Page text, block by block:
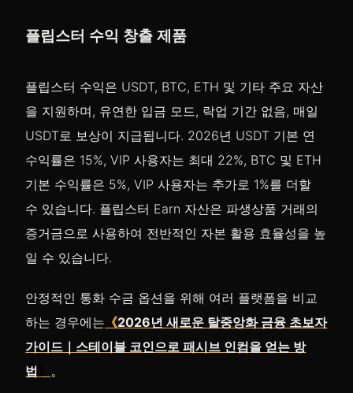
플립스터 수익 창출 제품
플립스터 수익은 USDT, BTC, ETH 및 기타 주요 자산
을 지원하며, 유연한 입금 모드, 락업 기간 없음, 매일
USDT로 보상이 지급됩니다. 2026년 USDT 기본 연
수익률은 15%, VIP 사용자는 최대 22%, BTC 및 ETH
기본 수익률은 5%, VIP 사용자는 추가로 1%를 더할
수 있습니다. 플립스터 Earn 자산은 파생상품 거래의
증거금으로 사용하여 전반적인 자본 활용 효율성을 높
일 수 있습니다.
안정적인 통화 수금 옵션을 위해 여러 플랫폼을 비교
하는 경우에는 《2026년 새로운 탈중앙화 금융 초보자
가이드｜스테이블 코인으로 패시브 인컴을 얻는 방
법
。